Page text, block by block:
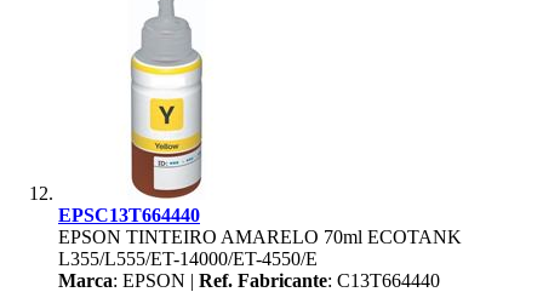
EPSC13T664440
EPSON TINTEIRO AMARELO 70ml ECOTANK
L355/L555/ET-14000/ET-4550/E
Marca: EPSON | Ref. Fabricante: C13T664440